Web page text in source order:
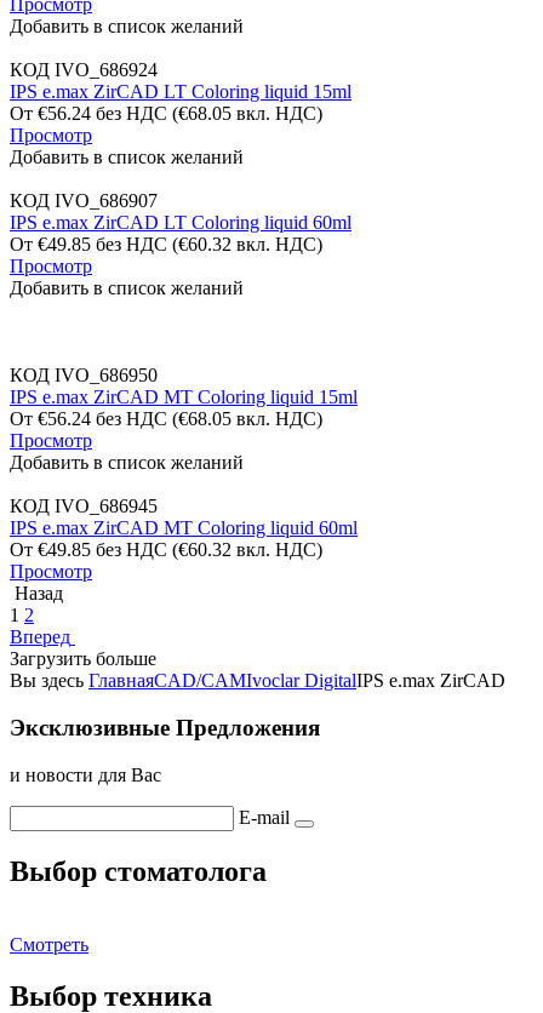
Просмотр
Добавить в список желаний
КОД IVO_686924
IPS e.max ZirCAD LT Coloring liquid 15ml
От €56.24 без НДС (€68.05 вкл. НДС)
Просмотр
Добавить в список желаний
КОД IVO_686907
IPS e.max ZirCAD LT Coloring liquid 60ml
От €49.85 без НДС (€60.32 вкл. НДС)
Просмотр
Добавить в список желаний
КОД IVO_686950
IPS e.max ZirCAD MT Coloring liquid 15ml
От €56.24 без НДС (€68.05 вкл. НДС)
Просмотр
Добавить в список желаний
КОД IVO_686945
IPS e.max ZirCAD MT Coloring liquid 60ml
От €49.85 без НДС (€60.32 вкл. НДС)
Просмотр
Назад
1 2
Вперед
Загрузить больше
Вы здесь ГлавнаяCAD/CAMIvoclar DigitalIPS e.max ZirCAD
Эксклюзивные Предложения
и новости для Вас
E-mail
Выбор стоматолога
Смотреть
Выбор техника